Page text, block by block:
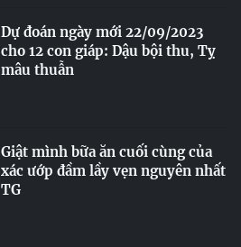
Dự đoán ngày mới 22/09/2023
cho 12 con giáp: Dậu bội thu, Tỵ
mâu thuẫn
Giật mình bữa ăn cuối cùng của
xác ướp đầm lầy vẹn nguyên nhất
TG